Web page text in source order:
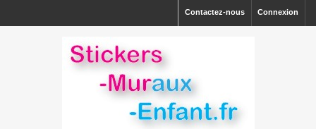
Connexion
Contactez-nous